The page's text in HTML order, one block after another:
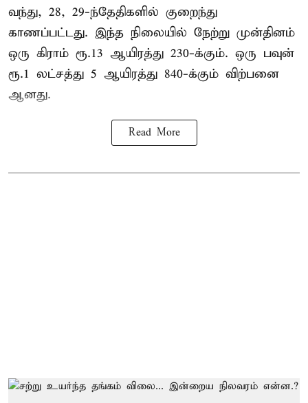
வந்து, 28, 29-ந்தேதிகளில் குறைந்து
காணப்பட்டது. இந்த நிலையில் நேற்று முன்தினம்
ஒரு கிராம் ரூ.13 ஆயிரத்து 230-க்கும். ஒரு பவுன்
ரூ.1 லட்சத்து 5 ஆயிரத்து 840-க்கும் விற்பனை
ஆனது.
Read More